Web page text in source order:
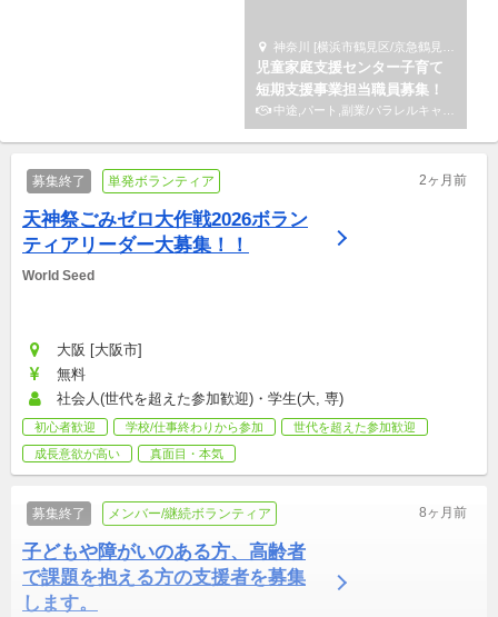
神奈川 [横浜市鶴見区/京急鶴見駅 徒歩2分] サードプレイス
児童家庭支援センター子育て
短期支援事業担当職員募集！
中途,パート,副業/パラレルキャリア
募集終了 単発ボランティア 2ヶ月前
天神祭ごみゼロ大作戦2026ボラン
ティアリーダー大募集！！
World Seed
大阪 [大阪市]
無料
社会人(世代を超えた参加歓迎)・学生(大, 専)
初心者歓迎 学校/仕事終わりから参加
世代を超えた参加歓迎
成長意欲が高い
真面目・本気
募集終了 メンバー/継続ボランティア 8ヶ月前
子どもや障がいのある方、高齢者
で課題を抱える方の支援者を募集
します。